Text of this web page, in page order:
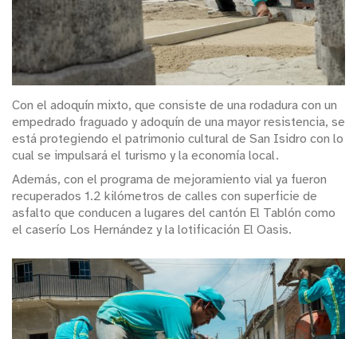
Con el adoquín mixto, que consiste de una rodadura con un
empedrado fraguado y adoquín de una mayor resistencia, se
está protegiendo el patrimonio cultural de San Isidro con lo
cual se impulsará el turismo y la economía local.
Además, con el programa de mejoramiento vial ya fueron
recuperados 1.2 kilómetros de calles con superficie de
asfalto que conducen a lugares del cantón El Tablón como
el caserío Los Hernández y la lotificación El Oasis.